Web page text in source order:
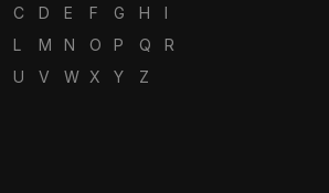
C D E F G H
I
L M N O P Q
R
U V W X Y
Z